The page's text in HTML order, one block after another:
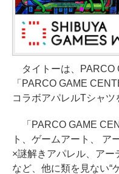
タイトーは、PARCO
「PARCO GAME
コラボアパレルTシャツ
「PARCO GAME
ト、ゲームアート、 ア
×謎解きアパレル、アー
など、他に類を見ない“